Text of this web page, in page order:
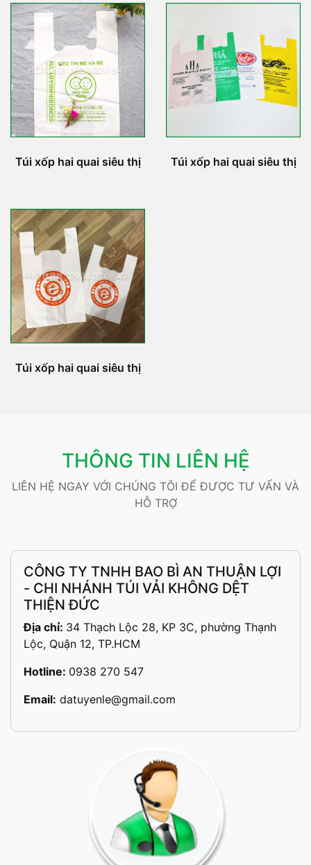
Túi xốp hai quai siêu thị Túi xốp hai quai siêu thị
Túi xốp hai quai siêu thị
THÔNG TIN LIÊN HỆ
LIÊN HỆ NGAY VỚI CHÚNG TÔI ĐỂ ĐƯỢC TƯ VẤN VÀ
HỖ TRỢ
CÔNG TY TNHH BAO BÌ AN THUẬN LỢI
- CHI NHÁNH TÚI VẢI KHÔNG DỆT
THIỆN ĐỨC
Địa chỉ: 34 Thạch Lộc 28, KP 3C, phường Thạnh
Lộc, Quận 12, TP.HCM
Hotline: 0938 270 547
Email: datuyenle@gmail.com